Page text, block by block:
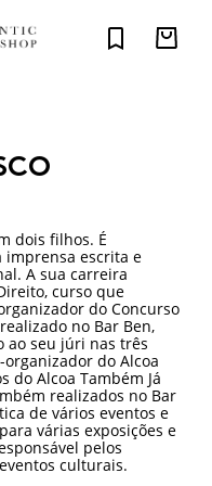
dois filhos. É
imprensa escrita e
A sua carreira
curso que
do Concurso
no Bar Ben,
ao seu júri nas três
do Alcoa
do Alcoa Também Já
realizados no Bar
de vários eventos e
várias exposições e
pelos
culturais.